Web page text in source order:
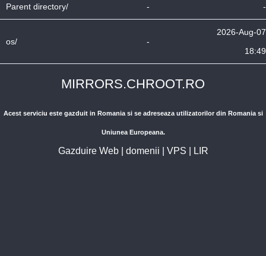
Parent directory/ - -
os/ -
2026-Aug-07
18:49
MIRRORS.CHROOT.RO
Acest serviciu este gazduit in Romania si se adreseaza utilizatorilor din Romania si
Uniunea Europeana.
Gazduire Web| domenii VPS LIR